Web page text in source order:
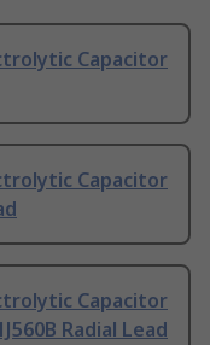
Capacitor
Capacitor
Capacitor
Radial Lead